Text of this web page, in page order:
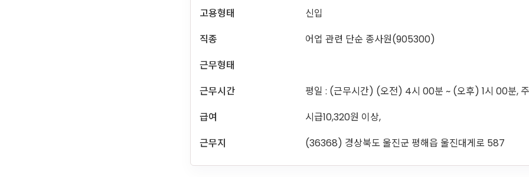
고용형태
신입
직종
어업 관련 단순 종사원(905300)
근무형태
근무시간
평일 : (근무시간) (오전) 4시 00분 ~ (오후) 1시 00분,
급여
시급10,320원 이상,
근무지
(36368) 경상북도 울진군 평해읍 울진대게로 587